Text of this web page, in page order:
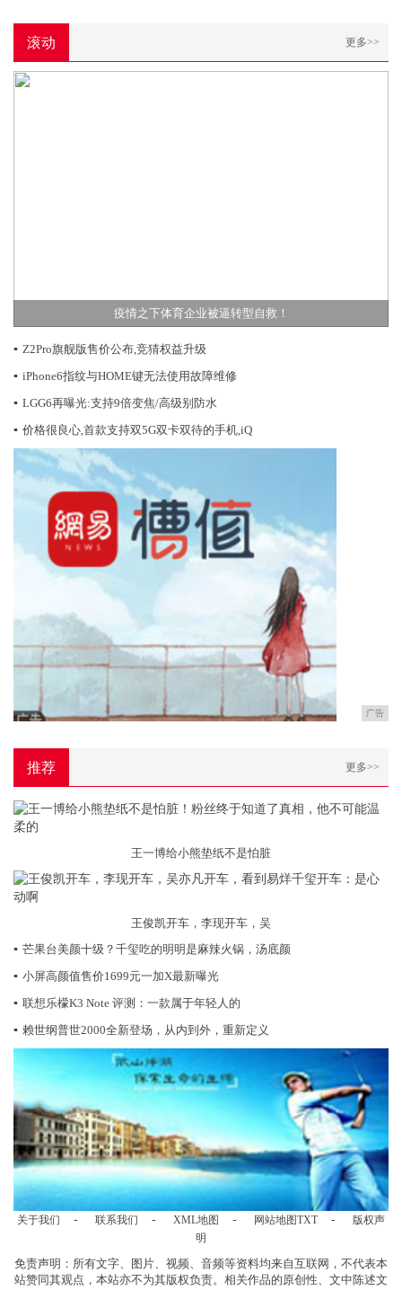
滚动 更多>>
疫情之下体育企业被逼转型自救！
▪ Z2Pro旗舰版售价公布,竞猜权益升级
▪ iPhone6指纹与HOME键无法使用故障维修
▪ LGG6再曝光:支持9倍变焦/高级别防水
▪ 价格很良心,首款支持双5G双卡双待的手机,iQ
广告
推荐 更多>>
王一博给小熊垫纸不是怕脏
王俊凯开车，李现开车，吴
▪ 芒果台美颜十级？千玺吃的明明是麻辣火锅，汤底颜
▪ 小屏高颜值售价1699元一加X最新曝光
▪ 联想乐檬K3 Note 评测：一款属于年轻人的
▪ 赖世纲普世2000全新登场，从内到外，重新定义
关于我们 - 联系我们 - XML地图 - 网站地图TXT -
版权声
明
免责声明：所有文字、图片、视频、音频等资料均来自互联网，不代表本
站赞同其观点，本站亦不为其版权负责。相关作品的原创性、文中陈述文